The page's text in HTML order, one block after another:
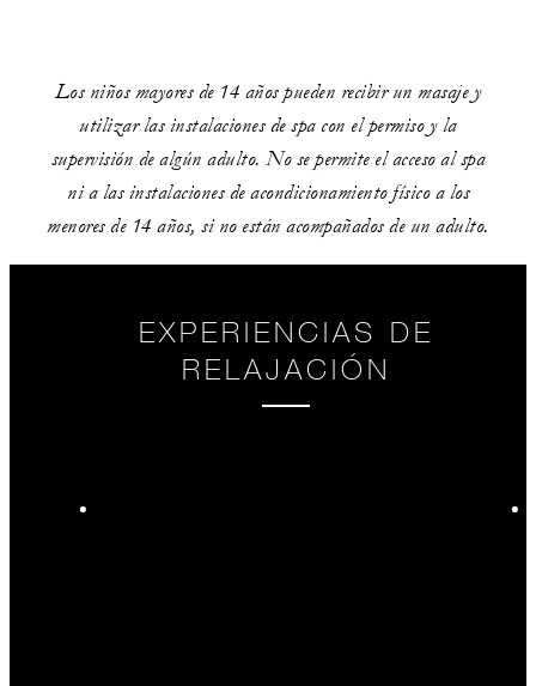
Los niños mayores de 14 años pueden recibir un masaje y
utilizar las instalaciones de spa con el permiso y la
supervisión de algún adulto. No se permite el acceso al spa
ni a las instalaciones de acondicionamiento físico a los
menores de 14 años, si no están acompañados de un adulto.
EXPERIENCIAS DE
RELAJACIÓN